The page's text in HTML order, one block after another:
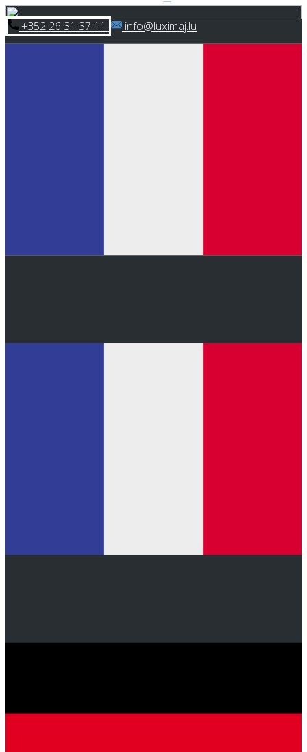
Skip
to
content
​+352 26 31 37 11 ​info@luximaj.lu